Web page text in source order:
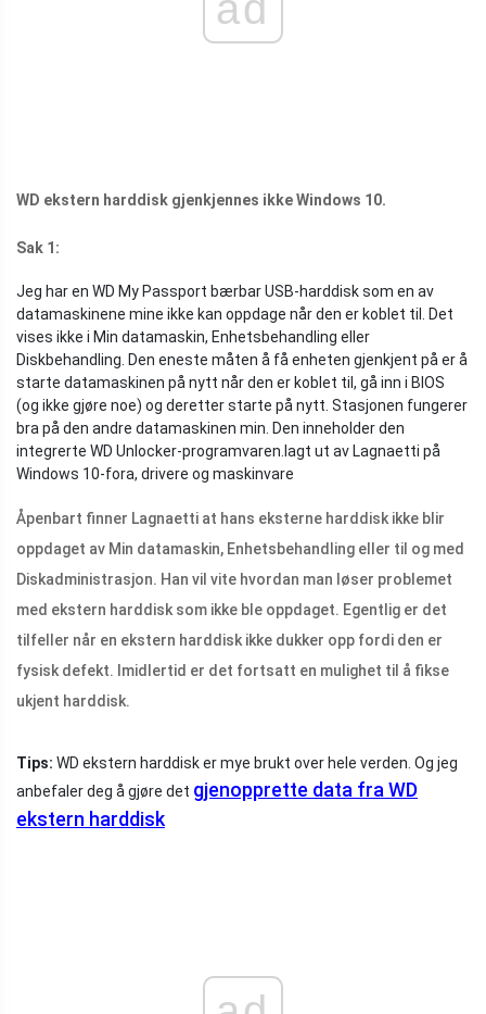
WD ekstern harddisk gjenkjennes ikke Windows 10.
Sak 1:
Jeg har en WD My Passport bærbar USB-harddisk som en av
datamaskinene mine ikke kan oppdage når den er koblet til. Det
vises ikke i Min datamaskin, Enhetsbehandling eller
Diskbehandling. Den eneste måten å få enheten gjenkjent på er å
starte datamaskinen på nytt når den er koblet til, gå inn i BIOS
(og ikke gjøre noe) og deretter starte på nytt. Stasjonen fungerer
bra på den andre datamaskinen min. Den inneholder den
integrerte WD Unlocker-programvaren. lagt ut av Lagnaetti på
Windows 10-fora, drivere og maskinvare
Åpenbart finner Lagnaetti at hans eksterne harddisk ikke blir
oppdaget av Min datamaskin, Enhetsbehandling eller til og med
Diskadministrasjon. Han vil vite hvordan man løser problemet
med ekstern harddisk som ikke ble oppdaget. Egentlig er det
tilfeller når en ekstern harddisk ikke dukker opp fordi den er
fysisk defekt. Imidlertid er det fortsatt en mulighet til å fikse
ukjent harddisk.
Tips: WD ekstern harddisk er mye brukt over hele verden. Og jeg
anbefaler deg å gjøre det gjenopprette data fra WD
ekstern harddisk